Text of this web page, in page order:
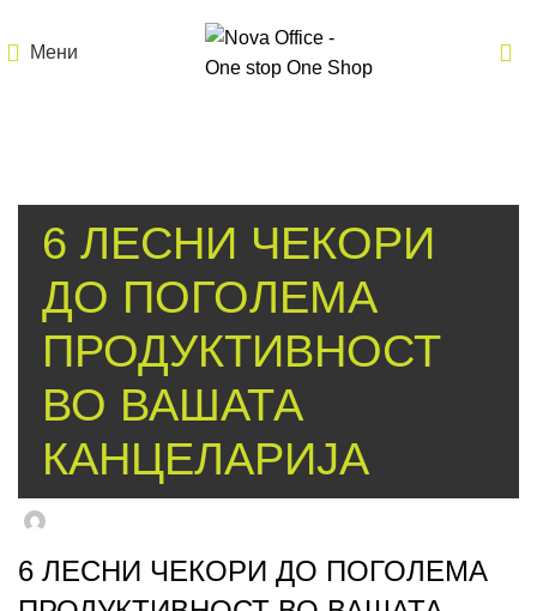
Мени
6 ЛЕСНИ ЧЕКОРИ
ДО ПОГОЛЕМА
ПРОДУКТИВНОСТ
ВО ВАШАТА
КАНЦЕЛАРИЈА
6 ЛЕСНИ ЧЕКОРИ ДО ПОГОЛЕМА